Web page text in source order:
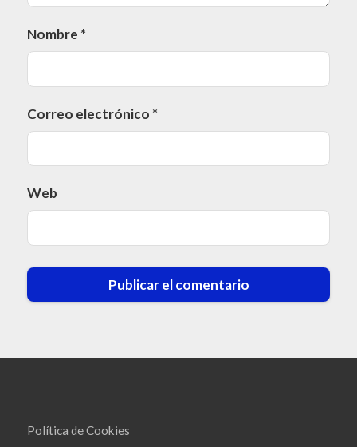
Nombre *
Correo electrónico *
Web
Política de Cookies